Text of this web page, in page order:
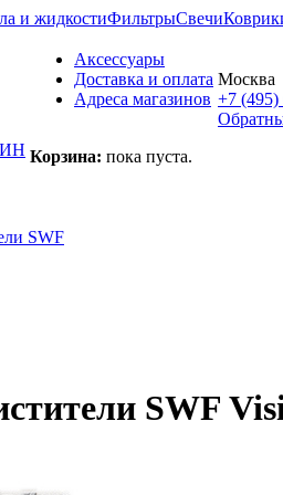
и жидкостиФильтрыСвечи
Аксессуары
Доставка и оплата
Адреса магазинов
Корзина: пока пуста.
Москва
+7 (495)
SWF
SWF